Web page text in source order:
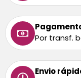
Por transf.
Envio